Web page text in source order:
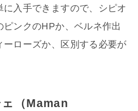
入手できますので、シピオ
ピンクのHPか、ベルネ作出
ーローズか、区別する必要が
（Maman